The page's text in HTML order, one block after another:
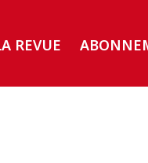
REVUE